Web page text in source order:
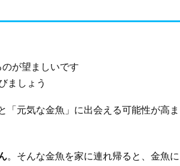
が望ましいです
ましょう
「元気な金魚」に出会える可能性が高ま
。そんな金魚を家に連れ帰ると、金魚に